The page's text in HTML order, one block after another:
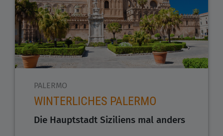
PALERMO
WINTERLICHES PALERMO
Die Hauptstadt Siziliens mal anders